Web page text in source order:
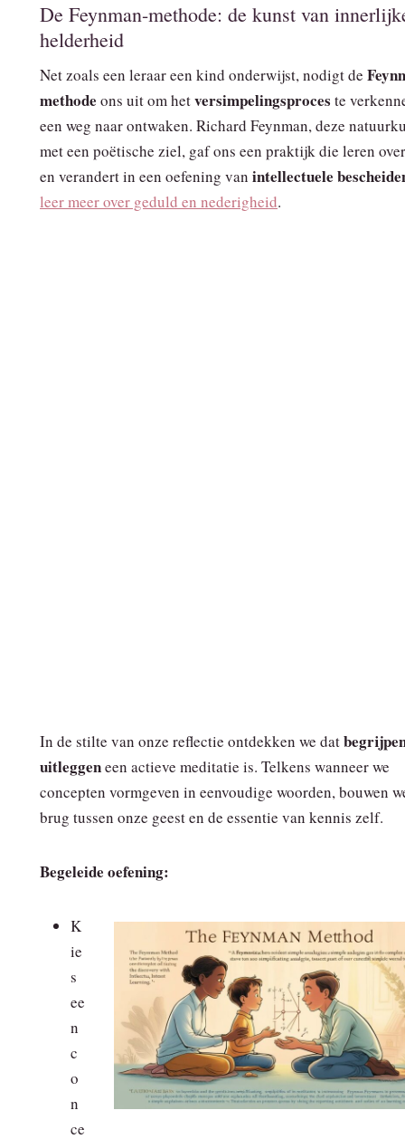
De Feynman-methode: de kunst van
helderheid
Net zoals een leraar een kind onderwijst, nodigt de
methode ons uit om hetversimpelingsproces te
een weg naar ontwaken. Richard Feynman, deze
met een poëtische ziel, gaf ons een praktijk die leren
en verandert in een oefening van intellectuele
leer meer over geduld en nederigheid.
In de stilte van onze reflectie ontdekken we dat
uitleggeneen actieve meditatie is. Telkens wanneer we
concepten vormgeven in eenvoudige woorden, bouwen
brug tussen onze geest en de essentie van kennis zelf.
Begeleide oefening:
K
ie
s
ee
n
c
o
n
ce